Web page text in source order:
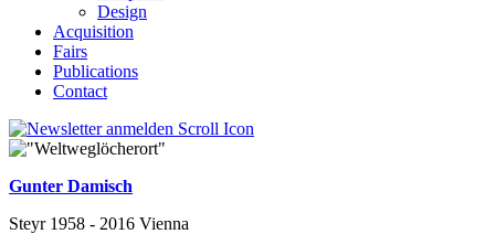
Design
Acquisition
Fairs
Publications
Contact
Gunter Damisch
Steyr 1958 - 2016 Vienna